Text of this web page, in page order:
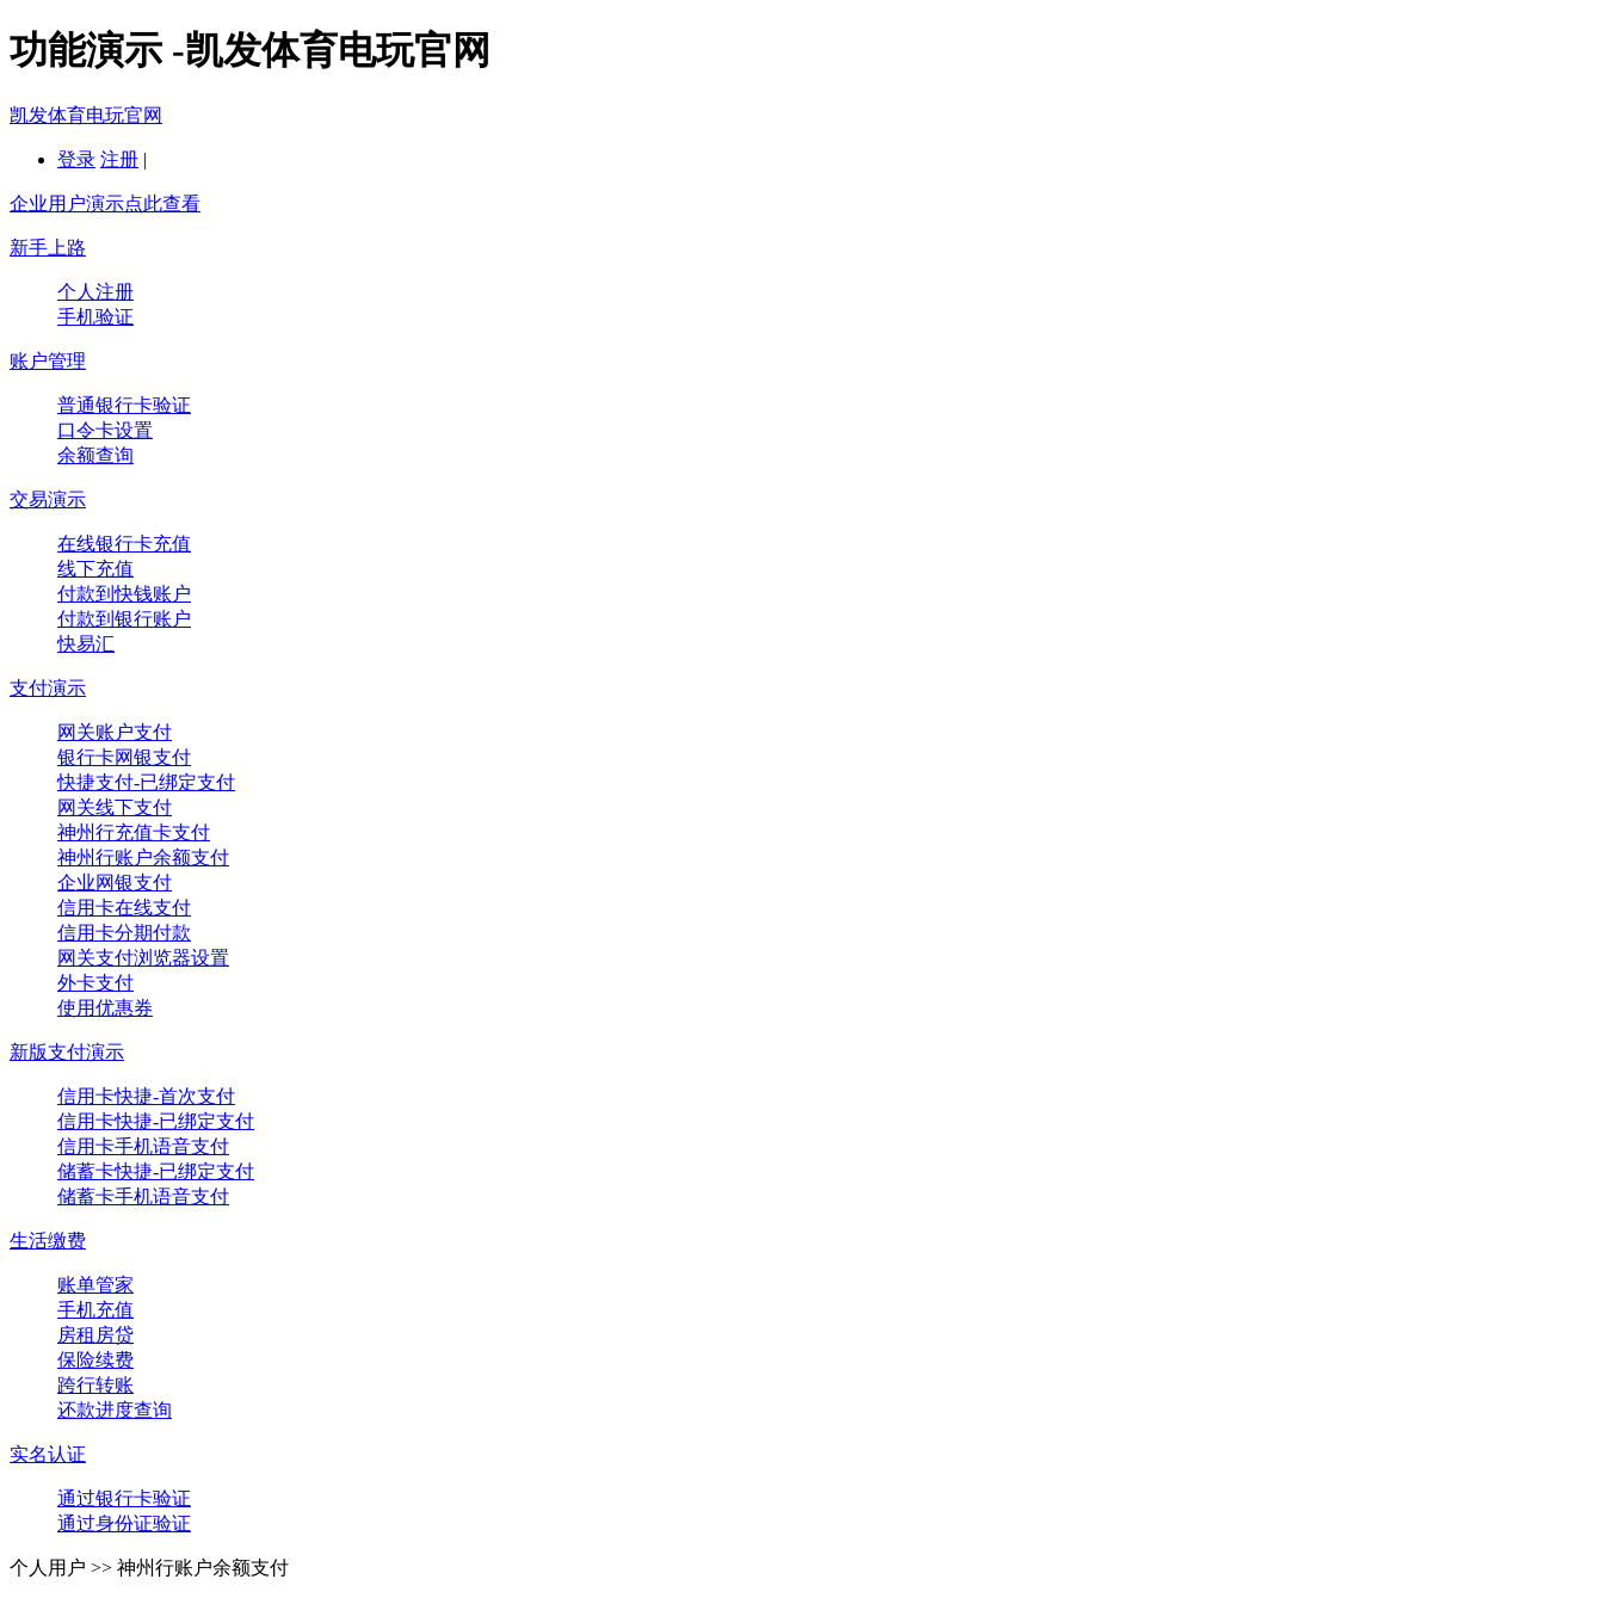
功能演示 -凯发体育电玩官网
凯发体育电玩官网
登录 注册 |
企业用户演示点此查看
新手上路
个人注册
手机验证
账户管理
普通银行卡验证
口令卡设置
余额查询
交易演示
在线银行卡充值
线下充值
付款到快钱账户
付款到银行账户
快易汇
支付演示
网关账户支付
银行卡网银支付
快捷支付-已绑定支付
网关线下支付
神州行充值卡支付
神州行账户余额支付
企业网银支付
信用卡在线支付
信用卡分期付款
网关支付浏览器设置
外卡支付
使用优惠券
新版支付演示
信用卡快捷-首次支付
信用卡快捷-已绑定支付
信用卡手机语音支付
储蓄卡快捷-已绑定支付
储蓄卡手机语音支付
生活缴费
账单管家
手机充值
房租房贷
保险续费
跨行转账
还款进度查询
实名认证
通过银行卡验证
通过身份证验证
个人用户 >> 神州行账户余额支付